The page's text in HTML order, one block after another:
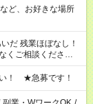
ど、お好きな場所
だ 残業ほぼなし！
ご相談ください。
・
午後だけ ＊平日
い！ ★急募です！